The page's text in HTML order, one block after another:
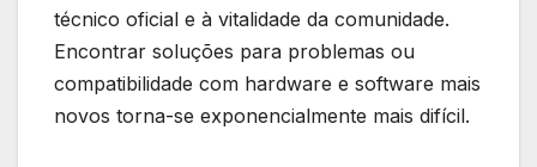
técnico oficial e à vitalidade da comunidade.
Encontrar soluções para problemas ou
compatibilidade com hardware e software mais
novos torna-se exponencialmente mais difícil.